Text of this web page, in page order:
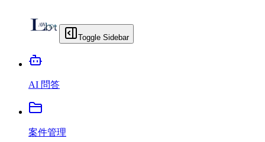
Toggle Sidebar
AI 問答
案件管理